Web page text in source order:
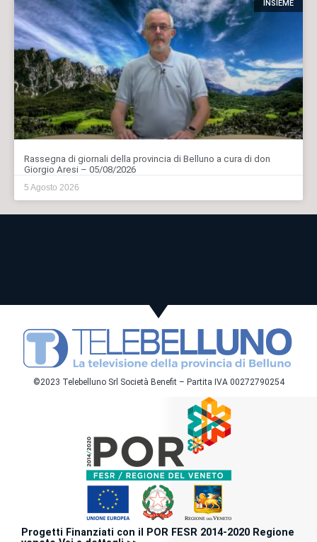
INSIEME
Rassegna di giornali della provincia di Belluno a cura di don
Giorgio Aresi – 05/08/2026
5 Agosto 2026
©2023 Telebelluno Srl Società Benefit – Partita IVA 00272790254
Progetti Finanziati con il POR FESR 2014-2020 Regione